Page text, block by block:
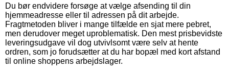
Du bør endvidere forsøge at vælge afsending til din
hjemmeadresse eller til adressen på dit arbejde.
Fragtmetoden bliver i mange tilfælde en sjat mere pebret,
men derudover meget uproblematisk. Den mest prisbevidste
leveringsudgave vil dog utvivlsomt være selv at hente
ordren, som jo forudsætter at du har bopæl med kort afstand
til online shoppens arbejdslager.